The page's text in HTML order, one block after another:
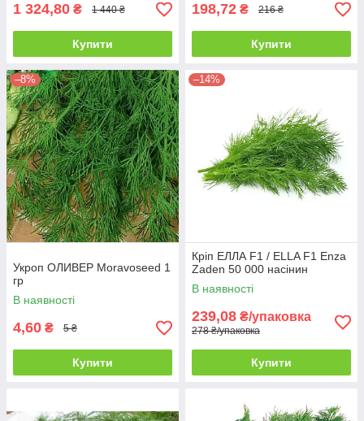
1 324,80 ₴ 1 440 ₴
Купити
198,72 ₴ 216 ₴
Купити
–8%
Укроп ОЛИВЕР Moravoseed 1
гр
В наявності
4,60 ₴ 5 ₴
Купити
–14%
Кріп ЕЛЛА F1 / ELLA F1 Enza
Zaden 50 000 насінин
В наявності
239,08 ₴/упаковка
278 ₴/упаковка
Купити